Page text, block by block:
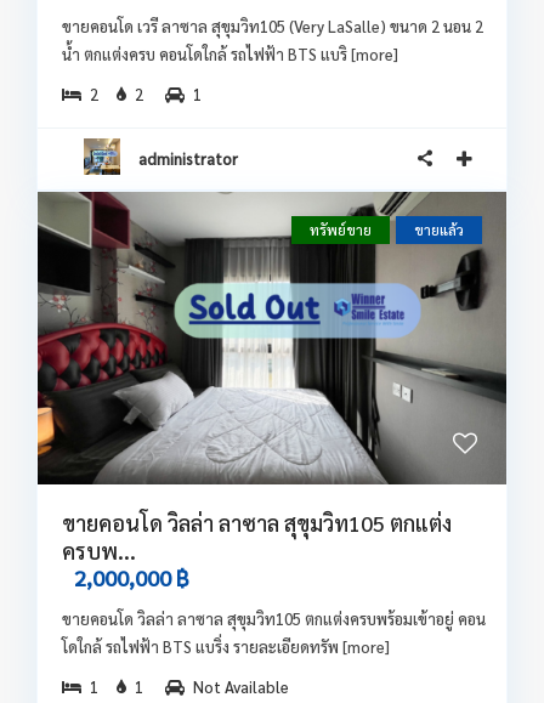
ขายคอนโด เวรี ลาซาล สุขุมวิท105 (Very LaSalle) ขนาด 2 นอน 2
น้ำ ตกแต่งครบ คอนโดใกล้ รถไฟฟ้า BTS แบริ[more]
2
2 1
administrator
ทรัพย์ขาย ขายแล้ว
ขายคอนโด วิลล่า ลาซาล สุขุมวิท105 ตกแต่ง
ครบพ...
2,000,000 ฿
ขายคอนโด วิลล่า ลาซาล สุขุมวิท105 ตกแต่งครบพร้อมเข้าอยู่ คอน
โดใกล้ รถไฟฟ้า BTS แบริ่ง รายละเอียดทรัพ [more]
1
1 Not Available